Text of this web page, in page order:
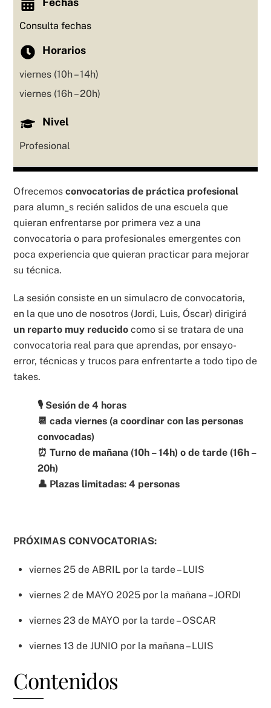
Consulta fechas
Horarios
viernes (10h – 14h)
viernes (16h – 20h)
Nivel
Profesional
Ofrecemosconvocatorias de práctica profesional
para alumn_s recién salidos de una escuela que
quieran enfrentarse por primera vez a una
convocatoria o para profesionales emergentes con
poca experiencia que quieran practicar para mejorar
su técnica.
La sesión consiste en un simulacro de convocatoria,
en la que uno de nosotros (Jordi, Luis, Óscar) dirigirá
un reparto muy reducido como si se tratara de una
convocatoria real para que aprendas, por ensayo-
error, técnicas y trucos para enfrentarte a todo tipo de
takes.
🎙️ Sesión de 4 horas
📆 cada viernes (a coordinar con las personas
convocadas)
⏰ Turno de mañana (10h – 14h) o de tarde (16h –
20h)
👤 Plazas limitadas: 4 personas
PRÓXIMAS CONVOCATORIAS:
viernes 25 de ABRIL por la tarde – LUIS
viernes 2 de MAYO 2025 por la mañana – JORDI
viernes 23 de MAYO por la tarde – OSCAR
viernes 13 de JUNIO por la mañana – LUIS
Contenidos